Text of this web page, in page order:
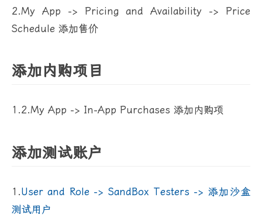
2.My App -> Pricing and Availability -> Price
Schedule 添加售价
添加内购项目
1.2.My App -> In-App Purchases 添加内购项
添加测试账户
1.User and Role -> SandBox Testers -> 添加沙盒
测试用户